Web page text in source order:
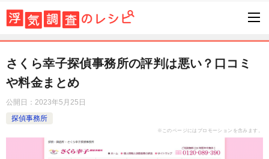
さくら幸子探偵事務所の評判は悪い？口コミ
や料金まとめ
公開日： 2023年5月25日
探偵事務所
※このページにはプロモーションを含みます。